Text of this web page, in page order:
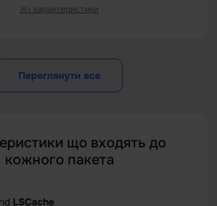
адреса
на сервер
Усі характеристики
Переглянути все
що входять до
кожного пакета
LSCache